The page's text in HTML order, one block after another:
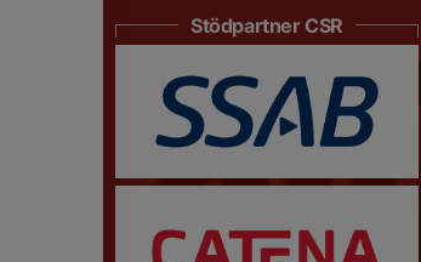
Stödpartner CSR